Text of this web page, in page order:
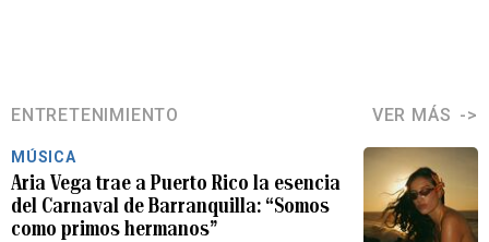
ENTRETENIMIENTO VER MÁS
MÚSICA
Aria Vega trae a Puerto Rico la esencia
del Carnaval de Barranquilla: “Somos
como primos hermanos”